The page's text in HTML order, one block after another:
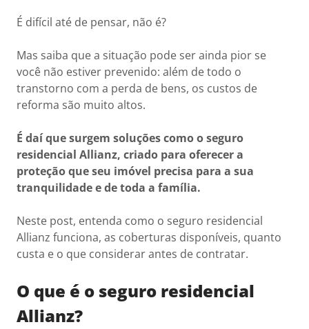
É difícil até de pensar, não é?
Mas saiba que a situação pode ser ainda pior se
você não estiver prevenido: além de todo o
transtorno com a perda de bens, os custos de
reforma são muito altos.
É daí que surgem soluções como o seguro
residencial Allianz, criado para oferecer a
proteção que seu imóvel precisa para a sua
tranquilidade e de toda a família.
Neste post, entenda como o seguro residencial
Allianz funciona, as coberturas disponíveis, quanto
custa e o que considerar antes de contratar.
O que é o seguro residencial
Allianz?